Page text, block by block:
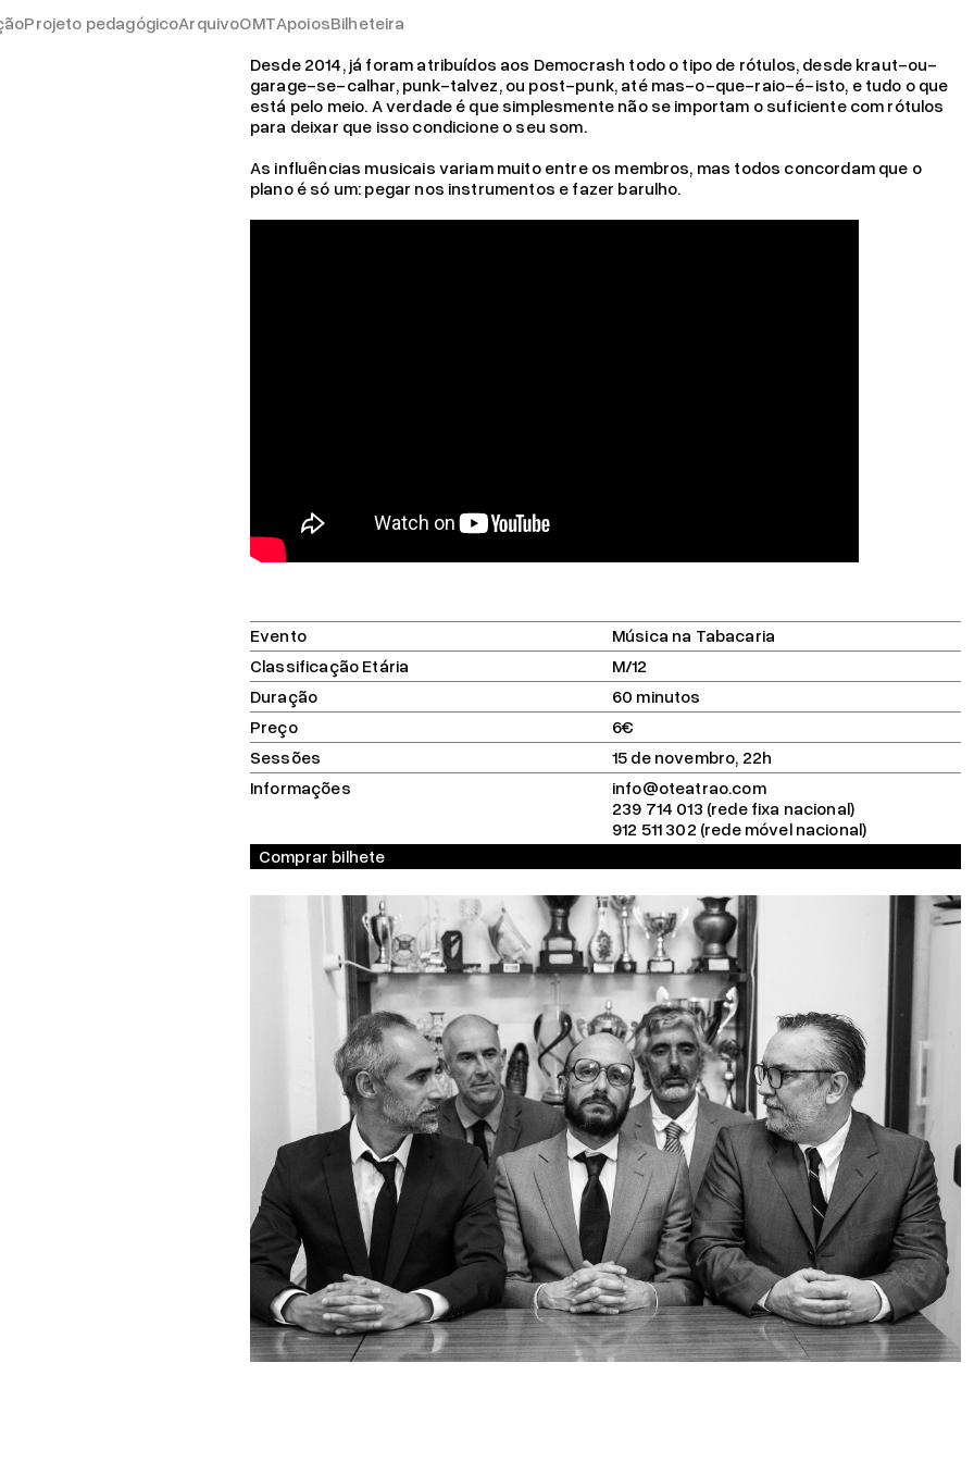
Projeto pedagógicoArquivoOMTApoiosBilheteira
19.04.26Já pode consignar o seu IRS! Ler mais
This is not a plane crash
Desde 2014, já foram atribuídos aos Democrash todo o tipo de rótulos, desde kraut-ou-
garage-se-calhar, punk-talvez, ou post-punk, até mas-o-que-raio-é-isto, e tudo o que
está pelo meio. A verdade é que simplesmente não se importam o suficiente com rótulos
para deixar que isso condicione o seu som.
As influências musicais variam muito entre os membros, mas todos concordam que o
plano é só um: pegar nos instrumentos e fazer barulho.
Evento
Música na Tabacaria
Classificação Etária
M/12
Duração
60 minutos
Preço
6€
Sessões
15 de novembro, 22h
Informações
info@oteatrao.com
239 714 013 (rede fixa nacional)
912 511 302 (rede móvel nacional)
Comprar bilhete